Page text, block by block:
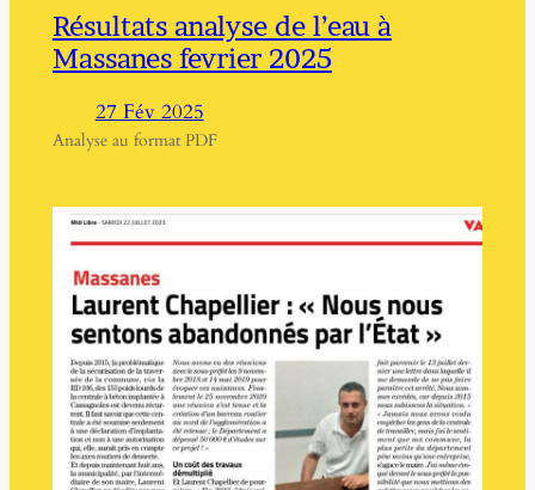
Résultats analyse de l’eau à
Massanes fevrier 2025
27 Fév 2025
Analyse au format PDF